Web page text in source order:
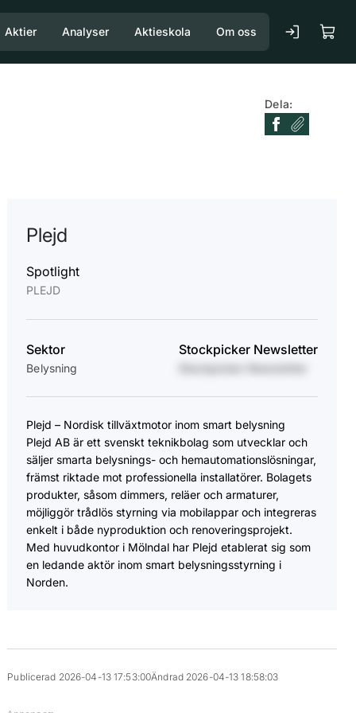
Aktier Analyser Aktieskola Om oss
Dela:
Plejd
Spotlight
PLEJD
Sektor
Belysning
Stockpicker Newsletter
Plejd – Nordisk tillväxtmotor inom smart belysning
Plejd AB är ett svenskt teknikbolag som utvecklar och
säljer smarta belysnings- och hemautomationslösningar,
främst riktade mot professionella installatörer. Bolagets
produkter, såsom dimmers, reläer och armaturer,
möjliggör trådlös styrning via mobilappar och integreras
enkelt i både nyproduktion och renoveringsprojekt.
Med huvudkontor i Mölndal har Plejd etablerat sig som
en ledande aktör inom smart belysningsstyrning i
Norden.
Publicerad 2026-04-13 17:53:00Ändrad 2026-04-13 18:58:03